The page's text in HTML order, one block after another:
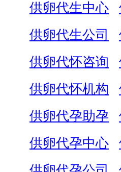
供卵代生中心
供卵代生公司
供卵代怀咨询
供卵代怀机构
供卵代孕助孕
供卵代孕中心